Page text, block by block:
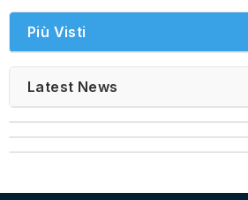
Più Visti
Latest News